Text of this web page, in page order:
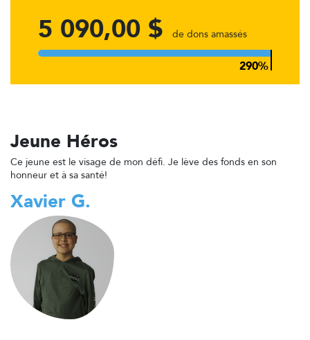
5 090,00 $ de dons amassés
Jeune Héros
Ce jeune est le visage de mon défi. Je lève des fonds en son
honneur et à sa santé!
Xavier G.